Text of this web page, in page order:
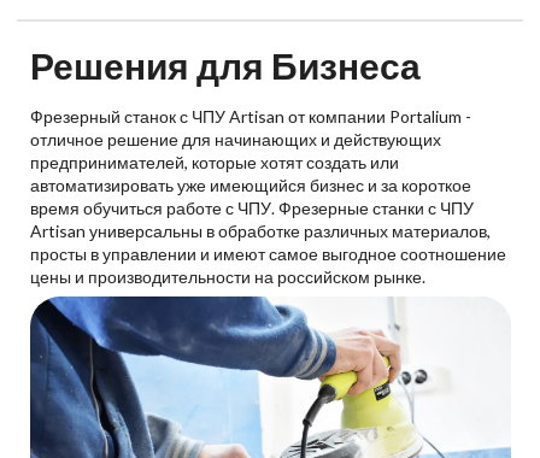
Решения для Бизнеса
Фрезерный станок с ЧПУ Artisan от компании Portalium -
отличное решение для начинающих и действующих
предпринимателей, которые хотят создать или
автоматизировать уже имеющийся бизнес и за короткое
время обучиться работе с ЧПУ. Фрезерные станки с ЧПУ
Artisan универсальны в обработке различных материалов,
просты в управлении и имеют самое выгодное соотношение
цены и производительности на российском рынке.